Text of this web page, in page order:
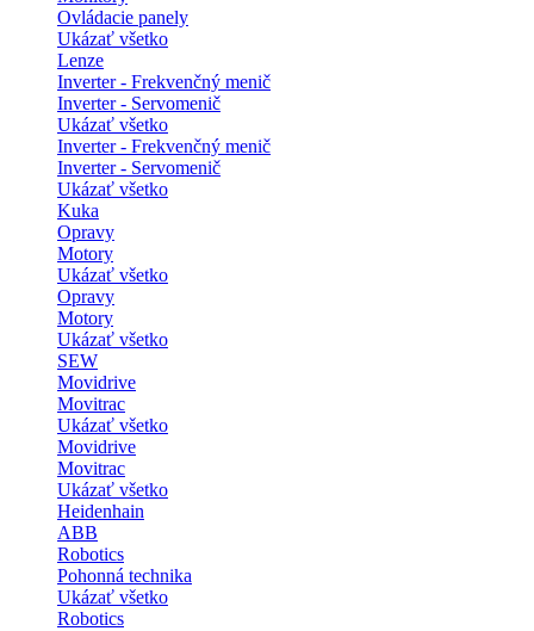
Ovládacie panely
Ukázať všetko
Lenze
Inverter - Frekvenčný menič
Inverter - Servomenič
Ukázať všetko
Inverter - Frekvenčný menič
Inverter - Servomenič
Ukázať všetko
Kuka
Opravy
Motory
Ukázať všetko
Opravy
Motory
Ukázať všetko
SEW
Movidrive
Movitrac
Ukázať všetko
Movidrive
Movitrac
Ukázať všetko
Heidenhain
ABB
Robotics
Pohonná technika
Ukázať všetko
Robotics